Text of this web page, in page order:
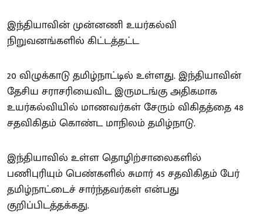
இந்தியாவின் முன்னணி உயர்கல்வி
நிறுவனங்களில் கிட்டத்தட்ட
20 விழுக்காடு தமிழ்நாட்டில் உள்ளது. இந்தியாவின்
தேசிய சராசரியைவிட இருமடங்கு அதிகமாக
உயர்கல்வியில் மாணவர்கள் சேரும் விகிதத்தை 48
சதவிகிதம் கொண்ட மாநிலம் தமிழ்நாடு.
இந்தியாவில் உள்ள தொழிற்சாலைகளில்
பணிபுரியும் பெண்களில் சுமார் 45 சதவிகிதம் பேர்
தமிழ்நாட்டைச் சார்ந்தவர்கள் என்பது
குறிப்பிடத்தக்கது.